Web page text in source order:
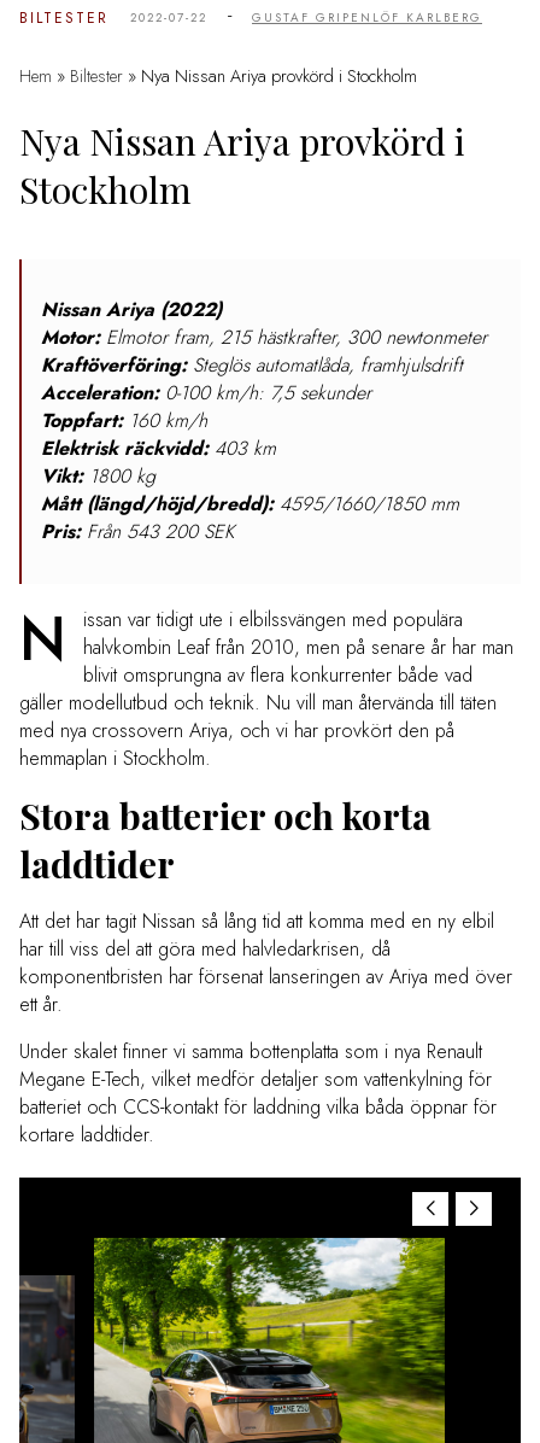
BILTESTER 2022-07-22 - GUSTAF GRIPENLÖF KARLBERG
Hem » Biltester » Nya Nissan Ariya provkörd i Stockholm
Nya Nissan Ariya provkörd i
Stockholm
Nissan Ariya (2022)
Motor:Elmotor fram, 215 hästkrafter, 300 newtonmeter
Kraftöverföring:Steglös automatlåda, framhjulsdrift
Acceleration:0-100 km/h: 7,5 sekunder
Toppfart: 160 km/h
Elektrisk räckvidd:403 km
Vikt:1800 kg
Mått (längd/höjd/bredd):4595/1660/1850 mm
Pris:Från 543 200 SEK
N
issan var tidigt ute i elbilssvängen med populära
halvkombin Leaf från 2010, men på senare år har man
blivit omsprungna av flera konkurrenter både vad
gäller modellutbud och teknik. Nu vill man återvända till täten
med nya crossovern Ariya, och vi har provkört den på
hemmaplan i Stockholm.
Stora batterier och korta
laddtider
Att det har tagit Nissan så lång tid att komma med en ny elbil
har till viss del att göra med halvledarkrisen, då
komponentbristen har försenat lanseringen av Ariya med över
ett år.
Under skalet finner vi samma bottenplatta som i nya Renault
Megane E-Tech, vilket medför detaljer som vattenkylning för
batteriet och CCS-kontakt för laddning vilka båda öppnar för
kortare laddtider.